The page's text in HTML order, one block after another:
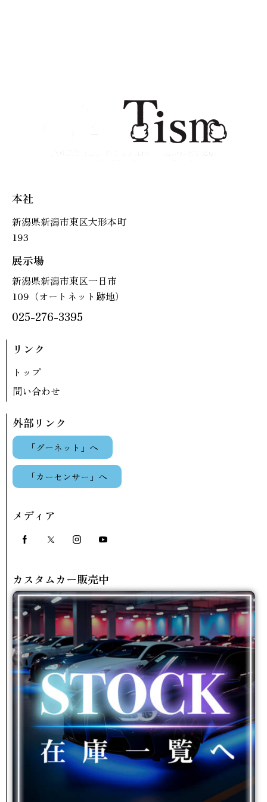
本社
新潟県新潟市東区大形本町
193
展示場
新潟県新潟市東区一日市
109（オートネット跡地）
025-276-3395
リンク
トップ
問い合わせ
外部リンク
「グーネット」へ
「カーセンサー」へ
メディア
カスタムカー販売中